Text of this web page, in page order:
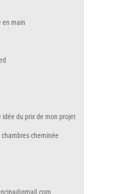
en main
idée du prix de mon projet
cheminée